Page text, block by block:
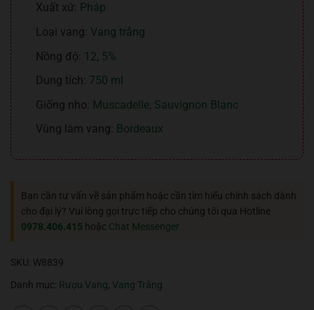
Xuất xứ: Pháp
Loại vang: Vang trắng
Nồng độ: 12, 5%
Dung tích: 750 ml
Giống nho: Muscadelle, Sauvignon Blanc
Vùng làm vang:
Bordeaux
Bạn cần tư vấn về sản phẩm hoặc cần tìm hiểu chính sách dành
cho đại lý? Vui lòng gọi trực tiếp cho chúng tôi qua Hotline
0978.406.415 hoặc Chat Messenger
SKU: W8839
Danh mục: Rượu Vang, Vang Trắng